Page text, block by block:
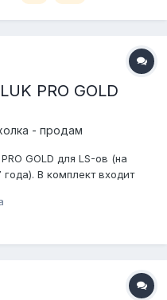
PRO GOLD
- продам
GOLD для LS-ов (на
В комплект входит
выжимной, пилот и
у него на колене 6 отв. с